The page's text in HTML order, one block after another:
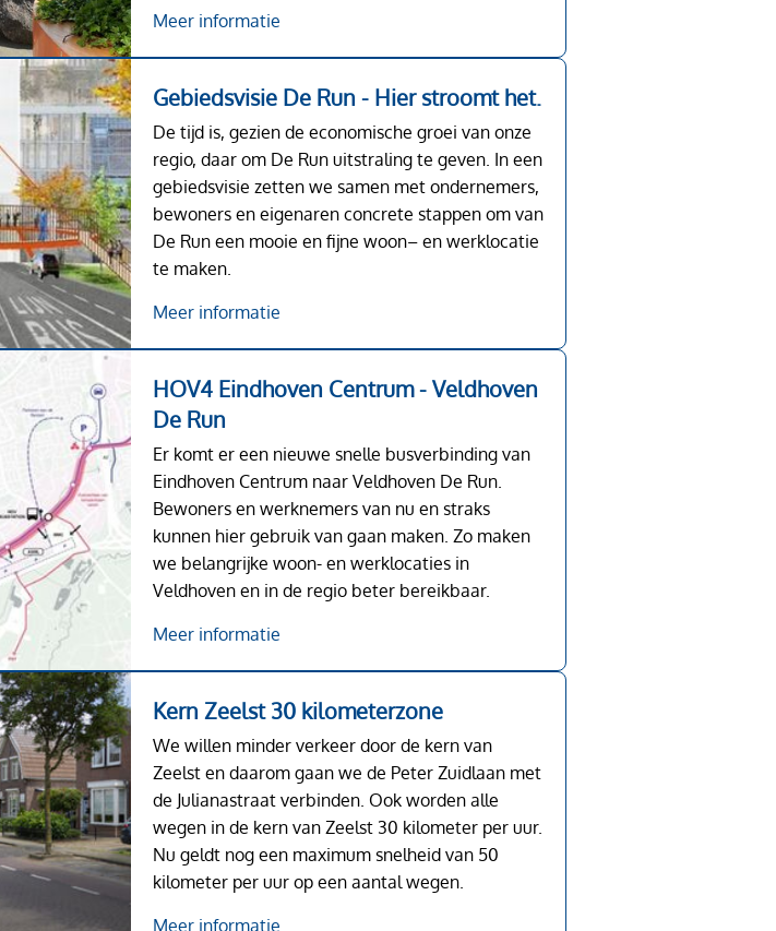
Meer informatie
Gebiedsvisie De Run - Hier stroomt het.
De tijd is, gezien de economische groei van onze
regio, daar om De Run uitstraling te geven. In een
gebiedsvisie zetten we samen met ondernemers,
bewoners en eigenaren concrete stappen om van
De Run een mooie en fijne woon– en werklocatie
te maken.
Meer informatie
HOV4 Eindhoven Centrum - Veldhoven
De Run
Er komt er een nieuwe snelle busverbinding van
Eindhoven Centrum naar Veldhoven De Run.
Bewoners en werknemers van nu en straks
kunnen hier gebruik van gaan maken. Zo maken
we belangrijke woon- en werklocaties in
Veldhoven en in de regio beter bereikbaar.
Meer informatie
Kern Zeelst 30 kilometerzone
We willen minder verkeer door de kern van
Zeelst en daarom gaan we de Peter Zuidlaan met
de Julianastraat verbinden. Ook worden alle
wegen in de kern van Zeelst 30 kilometer per uur.
Nu geldt nog een maximum snelheid van 50
kilometer per uur op een aantal wegen.
Meer informatie